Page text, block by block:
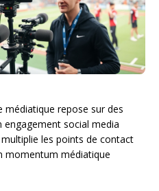
repose sur des
social media
les points de contact
momentum médiatique